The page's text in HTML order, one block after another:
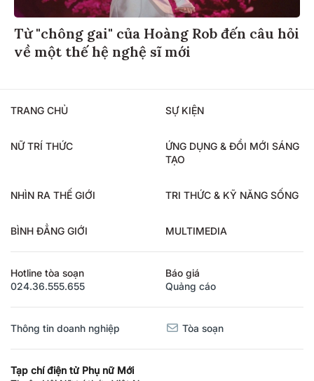
Từ "chông gai" của Hoàng Rob đến câu hỏi
về một thế hệ nghệ sĩ mới
TRANG CHỦ SỰ KIỆN
NỮ TRÍ THỨC
ỨNG DỤNG & ĐỔI MỚI SÁNG
TẠO
NHÌN RA THẾ GIỚI TRI THỨC & KỸ NĂNG SỐNG
BÌNH ĐẲNG GIỚI MULTIMEDIA
Hotline tòa soạn
024.36.555.655
Báo giá
Quảng cáo
Thông tin doanh nghiệp Tòa soạn
Tạp chí điện tử Phụ nữ Mới